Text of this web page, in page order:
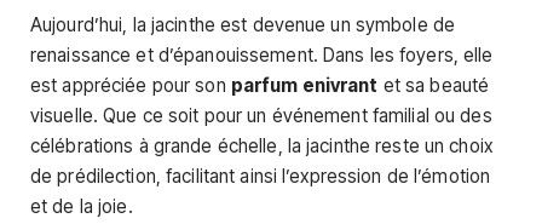
Aujourd’hui, la jacinthe est devenue un symbole de
renaissance et d’épanouissement. Dans les foyers, elle
est appréciée pour son parfum enivrant et sa beauté
visuelle. Que ce soit pour un événement familial ou des
célébrations à grande échelle, la jacinthe reste un choix
de prédilection, facilitant ainsi l’expression de l’émotion
et de la joie.